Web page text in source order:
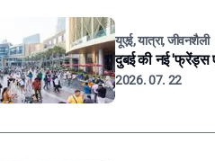
यूएई, यात्रा, जीवनशैली
दुबई की नई 'फ्रेंड्स
2026. 07. 22